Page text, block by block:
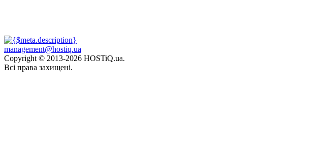
management@hostiq.ua
Copyright © 2013-2026 HOSTiQ.ua.
Всі права захищені.